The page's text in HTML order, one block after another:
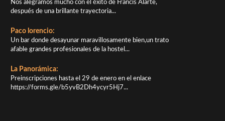
Nos alegramos mucho con el éxito de Francis Alarte,
después de una brillante trayectoria...
Paco lorencio:
Un bar donde desayunar maravillosamente bien,un trato
afable grandes profesionales de la hostel...
La Panorámica:
Preinscripciones hasta el 29 de enero en el enlace
https://forms.gle/b5yvB2Dh4ycyr5Hj7...